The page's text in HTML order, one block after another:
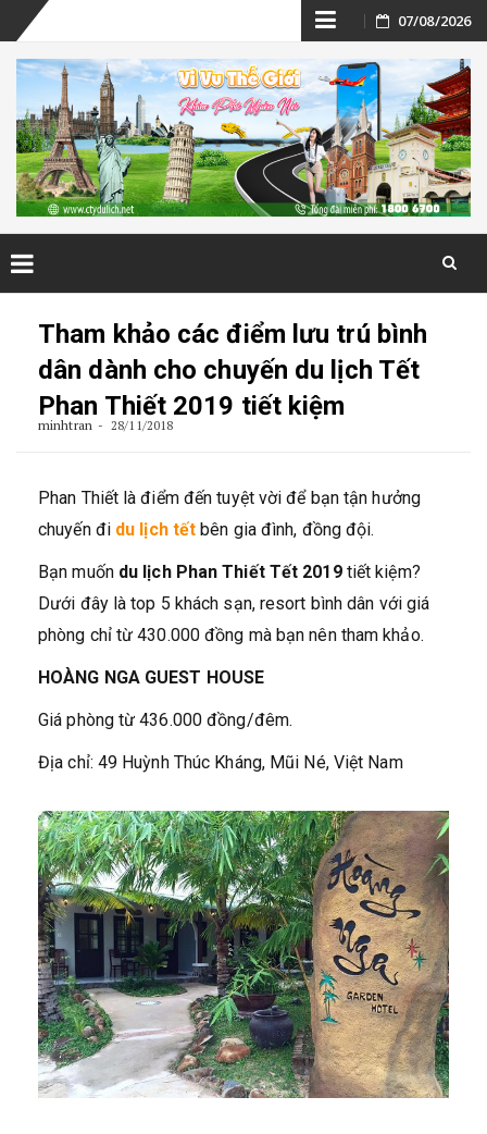
Skip
to
content
07/08/2026
Tham khảo các điểm lưu trú bình
dân dành cho chuyến du lịch Tết
Phan Thiết 2019 tiết kiệm
minhtran 28/11/2018
Phan Thiết là điểm đến tuyệt vời để bạn tận hưởng
chuyến đi du lịch tết bên gia đình, đồng đội.
Bạn muốn du lịch Phan Thiết Tết 2019tiết kiệm?
Dưới đây là top 5 khách sạn, resort bình dân với giá
phòng chỉ từ 430.000 đồng mà bạn nên tham khảo.
HOÀNG NGA GUEST HOUSE
Giá phòng từ 436.000 đồng/đêm.
Địa chỉ: 49 Huỳnh Thúc Kháng, Mũi Né, Việt Nam